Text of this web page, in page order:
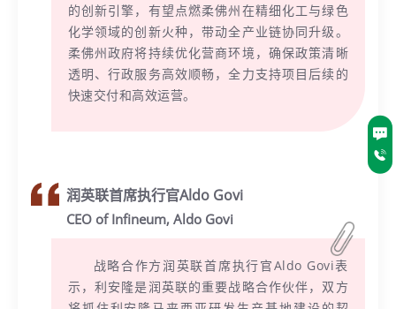
的创新引擎，有望点燃柔佛州在精细化工与绿色
化学领域的创新火种，带动全产业链协同升级。
柔佛州政府将持续优化营商环境，确保政策清晰
透明、行政服务高效顺畅，全力支持项目后续的
快速交付和高效运营。
润英联首席执行官Aldo Govi
CEO of Infineum, Aldo Govi
战略合作方润英联首席执行官Aldo Govi表
示，利安隆是润英联的重要战略合作伙伴，双方